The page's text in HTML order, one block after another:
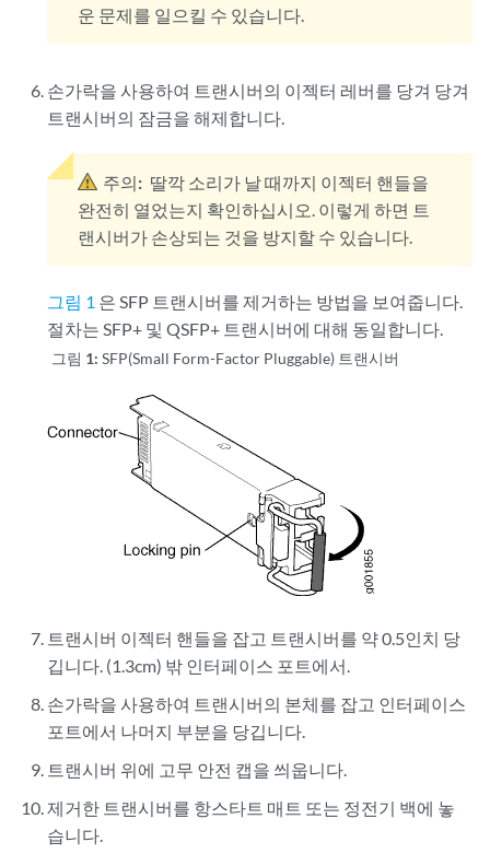
운 문제를 일으킬 수 있습니다.
손가락을 사용하여 트랜시버의 이젝터 레버를 당겨 당겨
트랜시버의 잠금을 해제합니다.
주의: 딸깍 소리가 날 때까지 이젝터 핸들을
완전히 열었는지 확인하십시오. 이렇게 하면 트
랜시버가 손상되는 것을 방지할 수 있습니다.
그림 1 은 SFP 트랜시버를 제거하는 방법을 보여줍니다.
절차는 SFP+ 및 QSFP+ 트랜시버에 대해 동일합니다.
그림 1:SFP(Small Form-Factor Pluggable) 트랜시버
트랜시버 이젝터 핸들을 잡고 트랜시버를 약 0.5인치 당
깁니다. (1.3cm) 밖 인터페이스 포트에서.
손가락을 사용하여 트랜시버의 본체를 잡고 인터페이스
포트에서 나머지 부분을 당깁니다.
트랜시버 위에 고무 안전 캡을 씌웁니다.
제거한 트랜시버를 항스타트 매트 또는 정전기 백에 놓
습니다.